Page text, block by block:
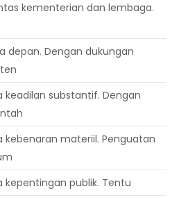
kementerian dan lembaga.
depan. Dengan dukungan
keadilan substantif. Dengan
kebenaran materiil. Penguatan
kepentingan publik. Tentu